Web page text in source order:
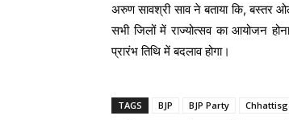
अरुण सावश्री साव ने बताया कि, बस्तर
सभी जिलों में राज्योत्सव का आयोजन
प्रारंभ तिथि में बदलाव होगा।
TAGS BJP BJP Party